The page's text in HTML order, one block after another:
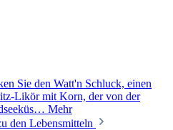
Sie den Watt'n Schluck, einen
Likör mit Korn, der von der
Mehr
den Lebensmitteln